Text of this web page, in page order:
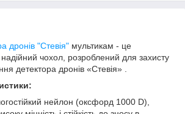
дронів "Стевія" мультикам - це
чохол, розроблений для захисту
детектора дронів «Стевія» .
нейлон (оксфорд 1000 D),